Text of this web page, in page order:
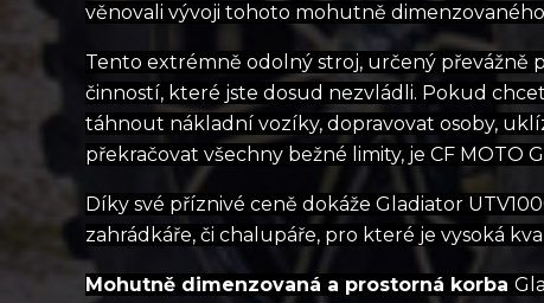
věnovali vývoji tohoto mohutně
Tento extrémně odolný stroj, určený převážně
činností, které jste dosud nezvládli. Pokud
táhnout nákladní vozíky, dopravovat osoby,
překračovat všechny bežné limity, je CF MOTO
Díky své příznivé ceně dokáže Gladiator
zahrádkáře, či chalupáře, pro které je vysoká
Mohutně dimenzovaná a prostorná korba